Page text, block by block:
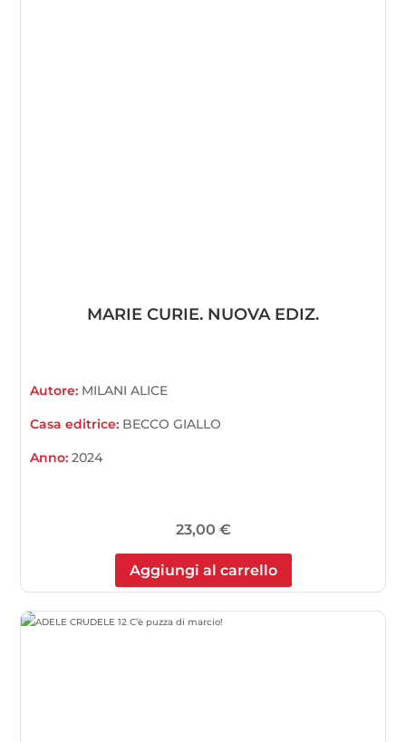
MARIE CURIE. NUOVA EDIZ.
Autore: MILANI ALICE
Casa editrice: BECCO GIALLO
Anno:2024
23,00 €
Aggiungi al carrello